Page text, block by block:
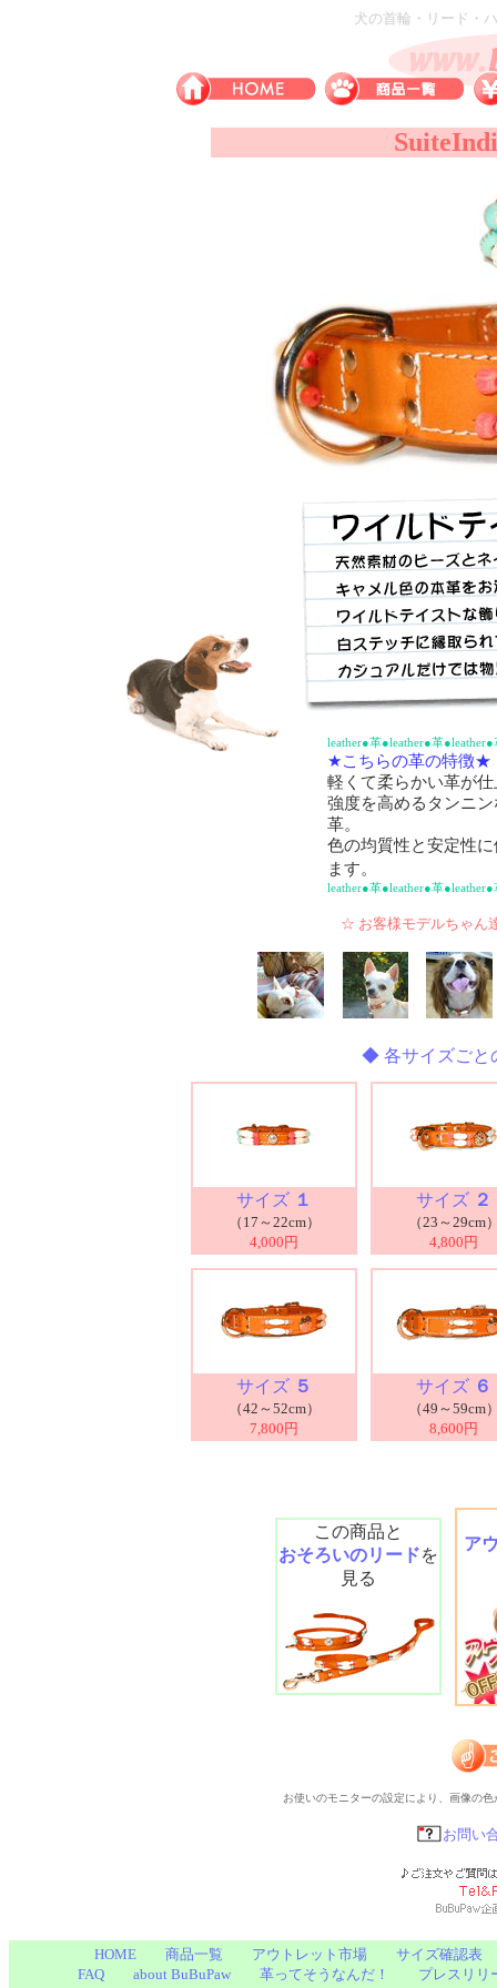
犬の首輪・リード・
leather●革●leather●革
★こちらの革の特徴★
軽くて柔らかい革が
強度を高めるタンニ
革。
色の均質性と安定性
ます。
leather●革●leather●革
☆ お客様モデルちゃん
◆ 各サイズごと
サイズ １
（17～22cm）
4,000円
サイズ ２
（23～29cm
4,800円
サイズ ５
（42～52cm）
7,800円
サイズ ６
（49～59cm
8,600円
この商品と
おそろいのリードを
見る
ア
お使いのモニターの設定により、画像の
お問い
HOME 商品一覧 アウトレット市場
サイズ確認表
FAQ
about BuBuPaw 革ってそうなんだ！ プレスリリ